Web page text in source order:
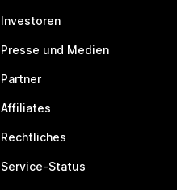
Investoren
Presse und Medien
Partner
Affiliates
Rechtliches
Service-Status